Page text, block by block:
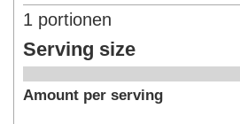
1 portionen
Serving size
Amount per serving